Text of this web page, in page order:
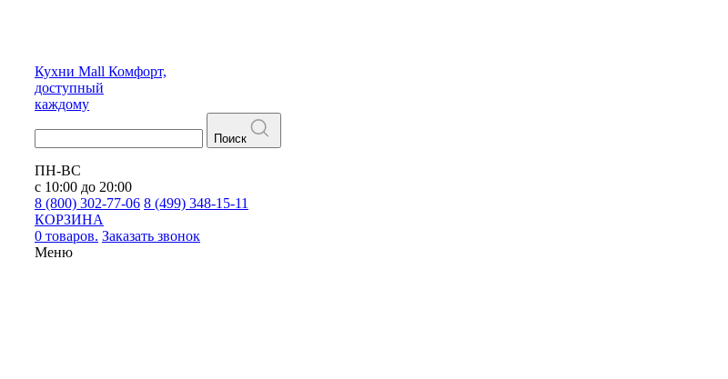
Кухни Mall Комфорт,
доступный
каждому
Поиск
ПН-ВС
с 10:00 до 20:00
8 (800) 302-77-06 8 (499) 348-15-11
КОРЗИНА
0 товаров. Заказать звонок
Меню